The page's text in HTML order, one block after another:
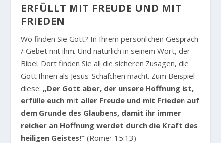
ERFÜLLT MIT FREUDE UND MIT
FRIEDEN
Wo finden Sie Gott? In Ihrem persönlichen Gespräch
/ Gebet mit ihm. Und natürlich in seinem Wort, der
Bibel. Dort finden Sie all die sicheren Zusagen, die
Gott Ihnen als Jesus-Schäfchen macht. Zum Beispiel
diese: „Der Gott aber, der unsere Hoffnung ist,
erfülle euch mit aller Freude und mit Frieden auf
dem Grunde des Glaubens, damit ihr immer
reicher an Hoffnung werdet durch die Kraft des
heiligen Geistes!“ (Römer 15:13)